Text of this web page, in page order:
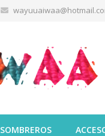
SOMBREROS